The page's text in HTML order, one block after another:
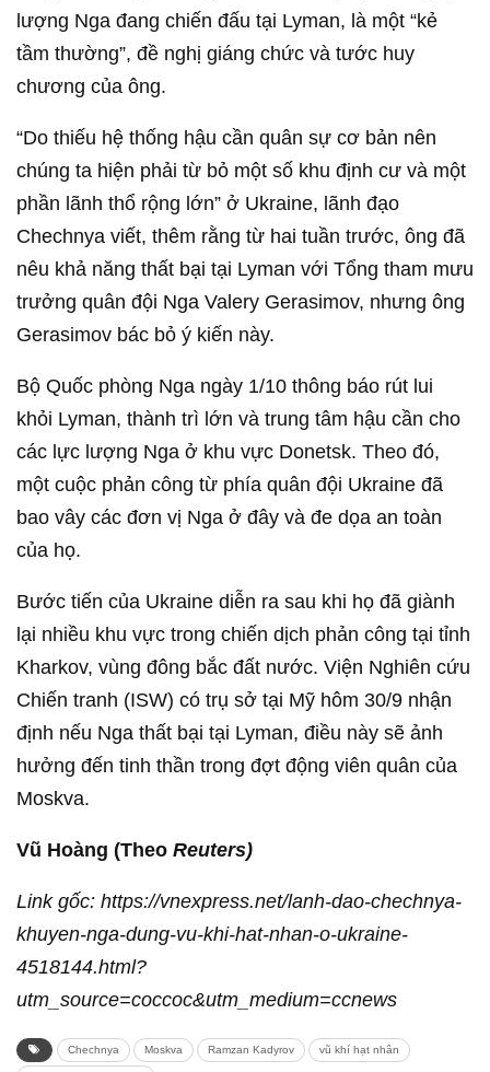
lượng Nga đang chiến đấu tại Lyman, là một “kẻ
tầm thường”, đề nghị giáng chức và tước huy
chương của ông.
“Do thiếu hệ thống hậu cần quân sự cơ bản nên
chúng ta hiện phải từ bỏ một số khu định cư và một
phần lãnh thổ rộng lớn” ở Ukraine, lãnh đạo
Chechnya viết, thêm rằng từ hai tuần trước, ông đã
nêu khả năng thất bại tại Lyman với Tổng tham mưu
trưởng quân đội Nga Valery Gerasimov, nhưng ông
Gerasimov bác bỏ ý kiến này.
Bộ Quốc phòng Nga ngày 1/10 thông báo rút lui
khỏi Lyman, thành trì lớn và trung tâm hậu cần cho
các lực lượng Nga ở khu vực Donetsk. Theo đó,
một cuộc phản công từ phía quân đội Ukraine đã
bao vây các đơn vị Nga ở đây và đe dọa an toàn
của họ.
Bước tiến của Ukraine diễn ra sau khi họ đã giành
lại nhiều khu vực trong chiến dịch phản công tại tỉnh
Kharkov, vùng đông bắc đất nước. Viện Nghiên cứu
Chiến tranh (ISW) có trụ sở tại Mỹ hôm 30/9 nhận
định nếu Nga thất bại tại Lyman, điều này sẽ ảnh
hưởng đến tinh thần trong đợt động viên quân của
Moskva.
Vũ Hoàng (Theo Reuters)
Link gốc: https://vnexpress.net/lanh-dao-chechnya-
khuyen-nga-dung-vu-khi-hat-nhan-o-ukraine-
4518144.html?
utm_source=coccoc&utm_medium=ccnews
Chechnya Moskva Ramzan Kadyrov vũ khí hạt nhân